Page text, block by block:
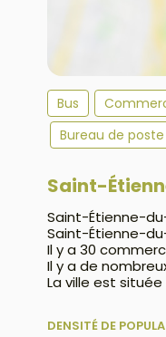
Bus
Bureau de poste
Saint-
Saint-Étienne-
Saint-Étienne-
Il y a 30
Il y a de
La ville est
DENSITÉ DE